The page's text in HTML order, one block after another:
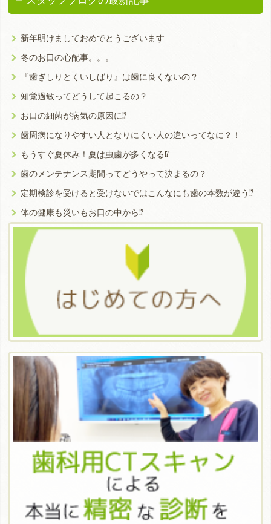
新年明けましておめでとうございます
冬のお口の心配事。。。
『歯ぎしりとくいしばり』は歯に良くないの？
知覚過敏ってどうして起こるの？
お口の細菌が病気の原因に⁉︎
歯周病になりやすい人となりにくい人の違いってなに？！
もうすぐ夏休み！夏は虫歯が多くなる⁉︎
歯のメンテナンス期間ってどうやって決まるの？
定期検診を受けると受けないではこんなにも歯の本数が違う⁉︎
体の健康も災いもお口の中から⁉︎